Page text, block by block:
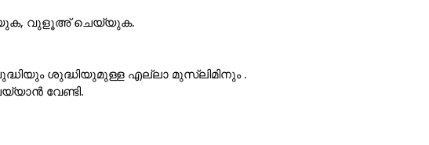
വുളൂഅ് ചെയ്യുക.
ശുദ്ധിയുമുള്ള എല്ലാ മുസ്‌ലിമിനും .
വേണ്ടി.